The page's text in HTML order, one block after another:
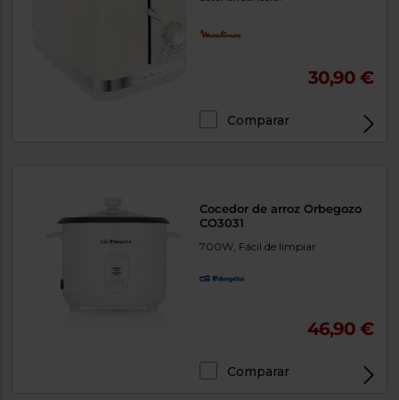
30,90 €
Comparar
Cocedor de arroz Orbegozo
CO3031
700W, Fácil de limpiar
46,90 €
Comparar